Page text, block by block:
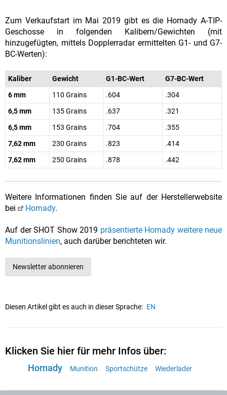
Zum Verkaufstart im Mai 2019 gibt es die Hornady A-TIP-
Geschosse in folgenden Kalibern/Gewichten (mit
hinzugefügten, mittels Dopplerradar ermittelten G1- und G7-
BC-Werten):
Kaliber Gewicht G1-BC-Wert
G7-BC-Wert
6 mm
110 Grains .604
.304
6,5 mm
135 Grains .637
.321
6,5 mm
153 Grains .704
.355
7,62 mm
230 Grains .823
.414
7,62 mm
250 Grains .878 .442
Weitere Informationen finden Sie auf der Herstellerwebsite
bei
Hornady.
Auf der SHOT Show 2019 präsentierte Hornady weitere neue
Munitionslinien, auch darüber berichteten wir.
Newsletter abonnieren
Diesen Artikel gibt es auch in dieser Sprache: EN
Klicken Sie hier für mehr Infos über:
Hornady Munition Sportschütze Wiederlader